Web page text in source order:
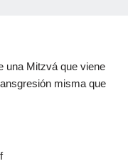
una Mitzvá que viene
misma que